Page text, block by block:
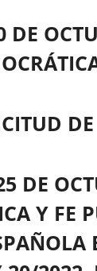
DE
DE
Y FE